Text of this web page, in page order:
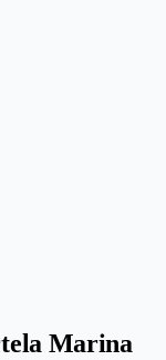
Marina